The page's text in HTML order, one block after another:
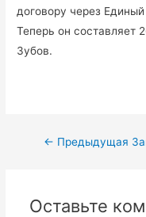
договору через
Теперь он
Зубов.
← Предыдущая
Оставьте